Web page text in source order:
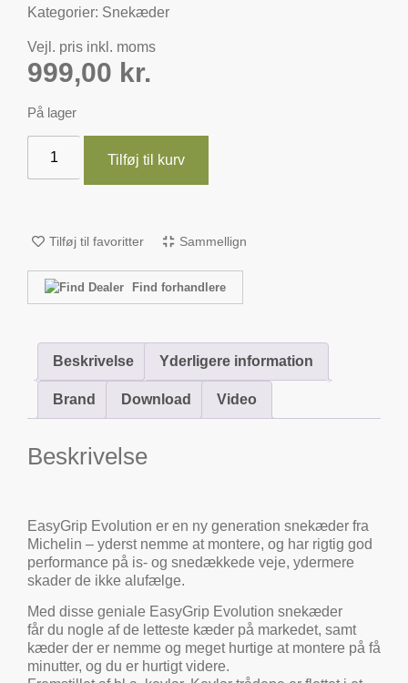
Kategorier: Snekæder
Vejl. pris inkl. moms
999,00 kr.
På lager
Tilføj til kurv
Tilføj til favoritter Sammellign
Find forhandlere
Beskrivelse Yderligere information
Brand Download Video
Beskrivelse
EasyGrip Evolution er en ny generation snekæder fra
Michelin – yderst nemme at montere, og har rigtig god
performance på is- og snedækkede veje, ydermere
skader de ikke alufælge.
Med disse geniale EasyGrip Evolution snekæder
får du nogle af de letteste kæder på markedet, samt
kæder der er nemme og meget hurtige at montere på få
minutter, og du er hurtigt videre.